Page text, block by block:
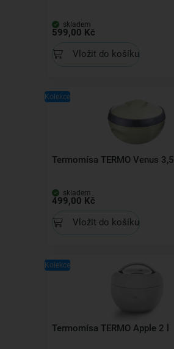
skladem
599,00 Kč
Vložit do košíku
Kolekce
Termomísa TERMO Venus 3,5 l
skladem
499,00 Kč
Vložit do košíku
Kolekce
Termomísa TERMO Apple 2 l